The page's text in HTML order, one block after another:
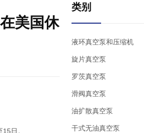
美国休
日。
类别
液环真空泵和压缩机
旋片真空泵
罗茨真空泵
滑阀真空泵
油扩散真空泵
干式无油真空泵